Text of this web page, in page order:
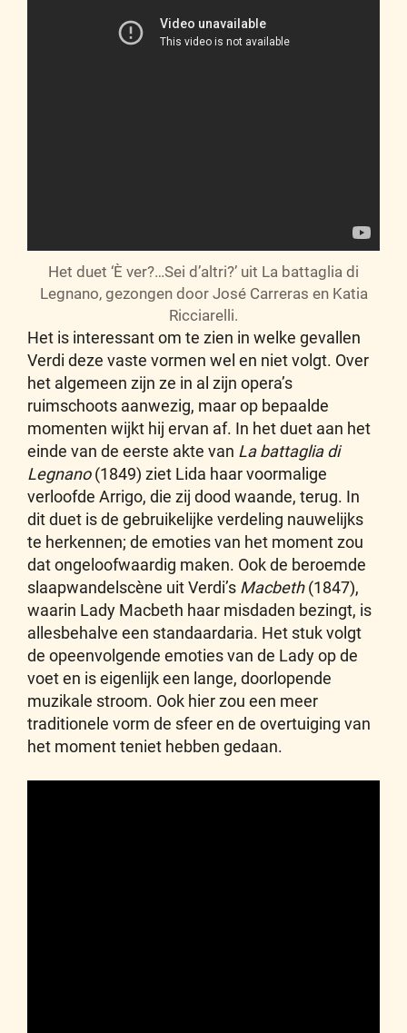
Het duet ‘È ver?…Sei d’altri?’ uit La battaglia di
Legnano, gezongen door José Carreras en Katia
Ricciarelli.
Het is interessant om te zien in welke gevallen
Verdi deze vaste vormen wel en niet volgt. Over
het algemeen zijn ze in al zijn opera’s
ruimschoots aanwezig, maar op bepaalde
momenten wijkt hij ervan af. In het duet aan het
einde van de eerste akte van La battaglia di
Legnano(1849) ziet Lida haar voormalige
verloofde Arrigo, die zij dood waande, terug. In
dit duet is de gebruikelijke verdeling nauwelijks
te herkennen; de emoties van het moment zou
dat ongeloofwaardig maken. Ook de beroemde
slaapwandelscène uit Verdi’s Macbeth(1847),
waarin Lady Macbeth haar misdaden bezingt, is
allesbehalve een standaardaria. Het stuk volgt
de opeenvolgende emoties van de Lady op de
voet en is eigenlijk een lange, doorlopende
muzikale stroom. Ook hier zou een meer
traditionele vorm de sfeer en de overtuiging van
het moment teniet hebben gedaan.